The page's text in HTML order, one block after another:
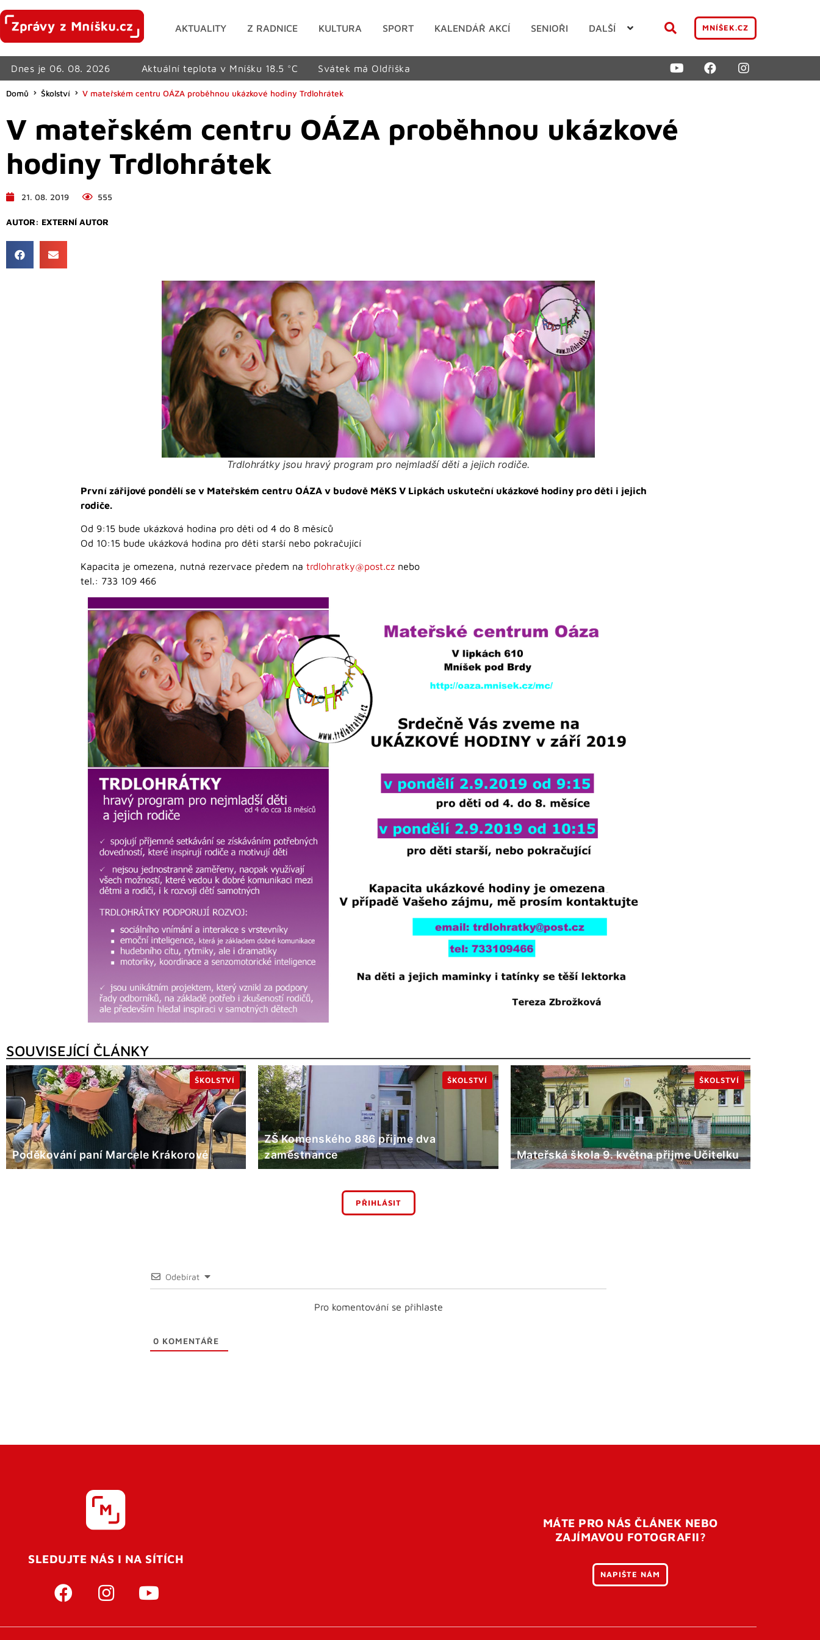
AKTUALITY Z RADNICE KULTURA SPORT KALENDÁŘ AKCÍ SENIOŘI DALŠÍ MNÍŠEK.CZ
Dnes je 06. 08. 2026 Aktuální teplota v Mníšku 18.5 °C Svátek má Oldřiška
Domů Školství V mateřském centru OÁZA proběhnou ukázkové hodiny Trdlohrátek
V mateřském centru OÁZA proběhnou ukázkové
hodiny Trdlohrátek
21. 08. 2019 555
AUTOR: EXTERNÍ AUTOR
Trdlohrátky jsou hravý program pro nejmladší děti a jejich rodiče.
První zářijové pondělí se v Mateřském centru OÁZA v budově MěKS V Lipkách uskuteční ukázkové hodiny pro děti i jejich
rodiče.
Od 9:15 bude ukázková hodina pro děti od 4 do 8 měsíců
Od 10:15 bude ukázková hodina pro děti starší nebo pokračující
Kapacita je omezena, nutná rezervace předem na trdlohratky@post.cz nebo
tel.: 733 109 466
SOUVISEJÍCÍ ČLÁNKY
Poděkování paní Marcele Krákorové
ŠKOLSTVÍ
ZŠ Komenského 886 přijme dva
zaměstnance
ŠKOLSTVÍ
Mateřská škola 9. května přijme Učitelku
ŠKOLSTVÍ
PŘIHLÁSIT
Odebírat
Pro komentování se přihlaste
0 KOMENTÁŘE
SLEDUJTE NÁS I NA SÍTÍCH
MÁTE PRO NÁS ČLÁNEK NEBO
ZAJÍMAVOU FOTOGRAFII?
NAPIŠTE NÁM